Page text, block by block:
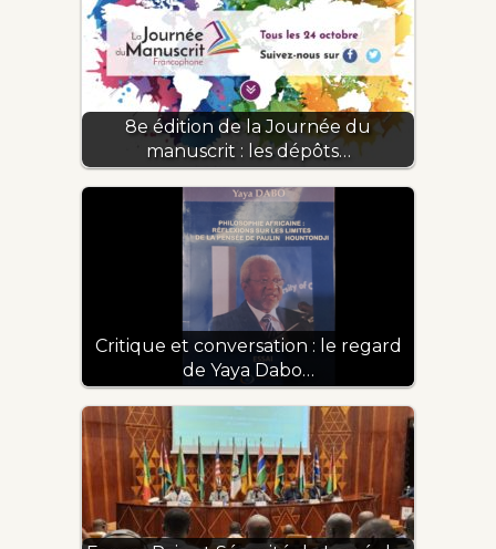
8e édition de la Journée du
manuscrit : les dépôts…
Critique et conversation : le regard
de Yaya Dabo…